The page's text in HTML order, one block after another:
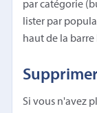
par catégorie
lister par
haut de la
Si vous n'avez